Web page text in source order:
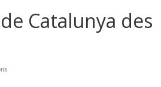
Catalunya des